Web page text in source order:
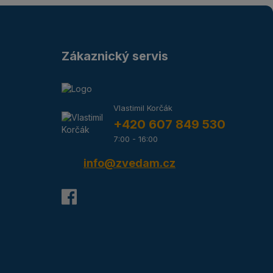
Zákaznický servis
Vlastimil Korčák
+420 607 849 530
7:00 - 16:00
info@zvedam.cz